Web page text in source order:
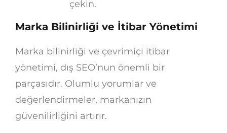
çekin.
Marka Bilinirliği ve İtibar Yönetimi
Marka bilinirliği ve çevrimiçi itibar
yönetimi, dış SEO’nun önemli bir
parçasıdır. Olumlu yorumlar ve
değerlendirmeler, markanızın
güvenilirliğini artırır.